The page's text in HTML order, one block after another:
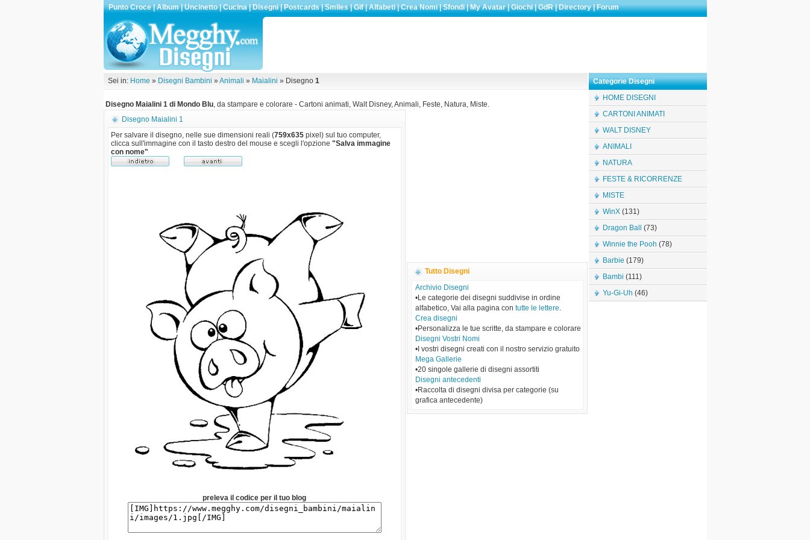
Punto Croce|Album|Uncinetto|Cucina|Disegni|Postcards|Smiles|Gif|Alfabeti|Crea Nomi|Sfondi|My Avatar|Giochi|GdR|Directory|Forum
Sei in: Home » Disegni Bambini »Animali » Maialini » Disegno 1
Disegno Maialini 1 di Mondo Blu, da stampare e colorare - Cartoni animati, Walt Disney, Animali, Feste, Natura, Miste.
Disegno Maialini 1
Per salvare il disegno, nelle sue dimensioni reali (759x635pixel) sul tuo computer,
clicca sull'immagine con il tasto destro del mouse e scegli l'opzione "Salva immagine
con nome"
preleva il codice per il tuo blog
Tutto Disegni
Archivio Disegni
•Le categorie dei disegni suddivise in ordine
alfabetico, Vai alla pagina con tutte le lettere.
Crea disegni
•Personalizza le tue scritte, da stampare e colorare
Disegni Vostri Nomi
•I vostri disegni creati con il nostro servizio gratuito
Mega Gallerie
•20 singole gallerie di disegni assortiti
Disegni antecedenti
•Raccolta di disegni divisa per categorie (su
grafica antecedente)
Categorie Disegni
HOME DISEGNI
CARTONI ANIMATI
WALT DISNEY
ANIMALI
NATURA
FESTE & RICORRENZE
MISTE
WinX(131)
Dragon Ball
(73)
Winnie the Pooh (78)
Barbie (179)
Bambi (111)
Yu-Gi-Uh (46)